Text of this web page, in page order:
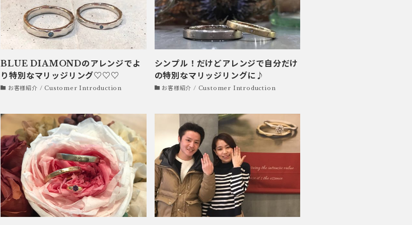
BLUE DIAMONDのアレンジでよ
り特別なマリッジリング♡♡♡
お客様紹介 / Customer Introduction
シンプル！だけどアレンジで自分だけ
の特別なマリッジリングに♪
お客様紹介 / Customer Introduction